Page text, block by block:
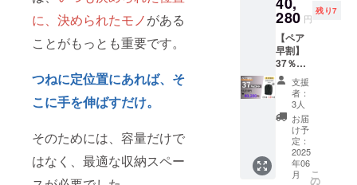
に、決められたモノがある
ことがもっとも重要です。
つねに定位置にあれば、そ
こに手を伸ばすだけ。
そのためには、容量だけで
はなく、最適な収納スペー
定)の商
品とな
りま
す。 ※
消費税
込み ※
送料は
全国一
律無料
※ 割引
率は販
売予定
価格に
送料を
ク 一般
販売予
定価
格：
32,000
円が
【27%
OFF】
8,720円
割引の
23,280
円でご
支援可
能で
280 円
残り7
【ペア
早割】
37％OF
F
QUICK
PACK
officer
2個 ※
先着10
名限定※
超早割
支援
者：
3人
お届
け予
定：
2025
年06
月
こ
の